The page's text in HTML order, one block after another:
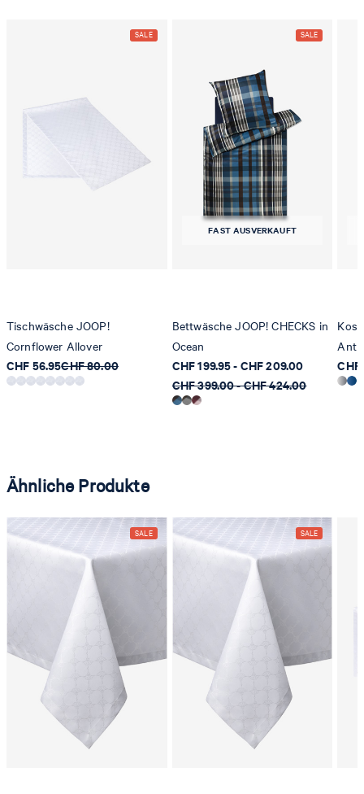
Tischwäsche JOOP!
Cornflower Allover
CHF 56.95CHF 80.00
FAST AUSVERKAUFT
Bettwäsche JOOP! CHECKS in
Ocean
CHF 199.95 - CHF 209.00
CHF 399.00 - CHF 424.00
CHF
Ähnliche Produkte